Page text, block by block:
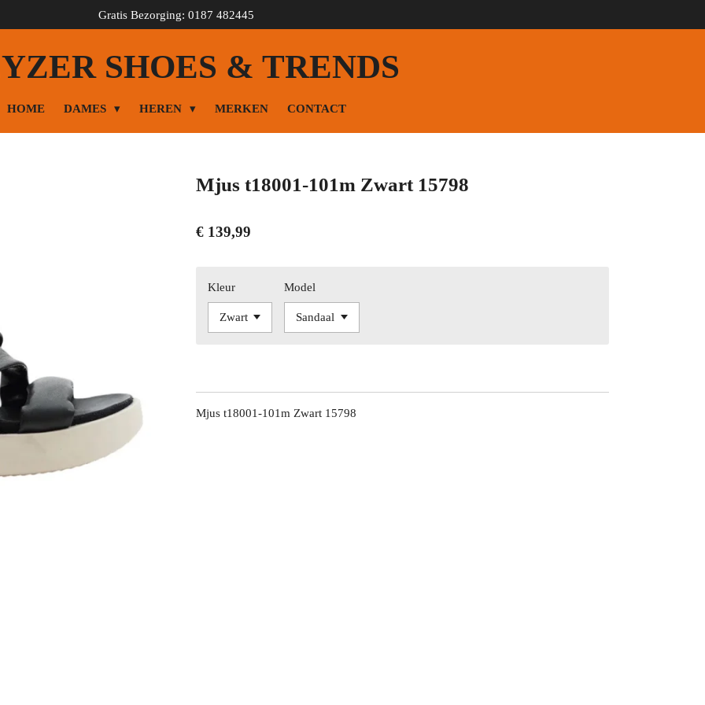
Gratis Bezorging: 0187 482445
SHOES & TRENDS
HOME DAMES HEREN MERKEN CONTACT
Mjus t18001-101m Zwart 15798
€ 139,99
Kleur Model
Mjus t18001-101m Zwart 15798